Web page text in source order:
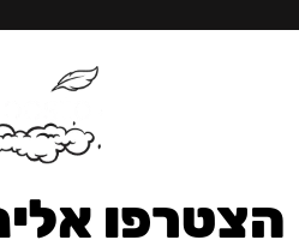
הצטרפו